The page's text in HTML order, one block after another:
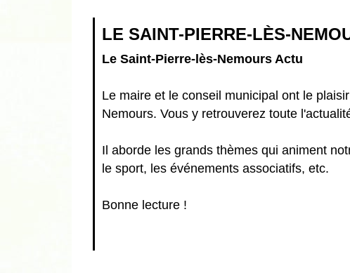
LE SAINT-PIERRE-LÈS-
Le Saint-Pierre-lès-Nemours Actu
Le maire et le conseil municipal ont le
Nemours. Vous y retrouverez toute
Il aborde les grands thèmes qui animent
le sport, les événements associatifs, etc.
Bonne lecture !